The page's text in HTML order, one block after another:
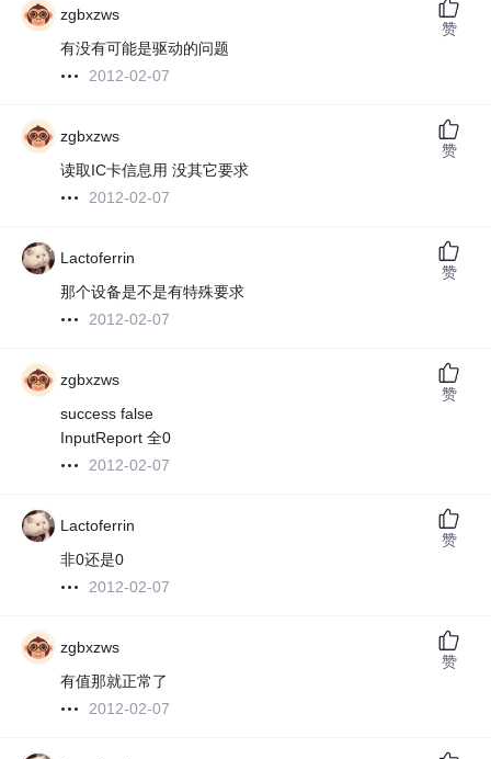
zgbxzws
有没有可能是驱动的问题
2012-02-07
赞
zgbxzws
读取IC卡信息用 没其它要求
2012-02-07
赞
Lactoferrin
那个设备是不是有特殊要求
2012-02-07
赞
zgbxzws
success false
InputReport 全0
2012-02-07
赞
Lactoferrin
非0还是0
2012-02-07
赞
zgbxzws
有值那就正常了
2012-02-07
赞